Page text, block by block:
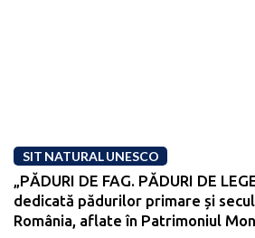
SIT NATURAL UNESCO
„PĂDURI DE FAG. PĂDURI DE
dedicată pădurilor primare și
România, aflate în Patrimoniul